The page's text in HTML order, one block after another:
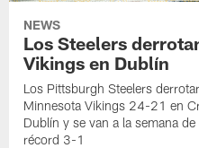
NEWS
Los Steelers
Vikings en Dublín
Los Pittsburgh Steelers
Minnesota Vikings 24-21 en
Dublín y se van a la semana
récord 3-1